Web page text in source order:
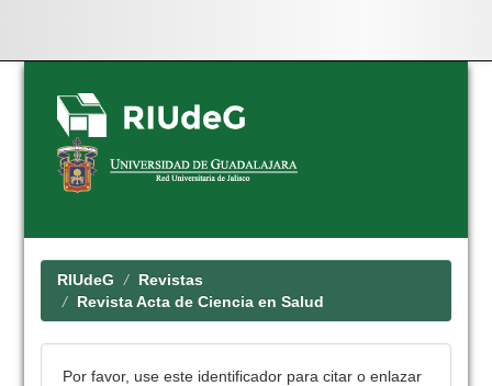
Skip
navigation
RIUdeG
Revistas
Revista Acta de Ciencia en Salud
Por favor, use este identificador para citar o enlazar